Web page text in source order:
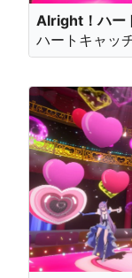
Alright！ハー
ハートキャッ